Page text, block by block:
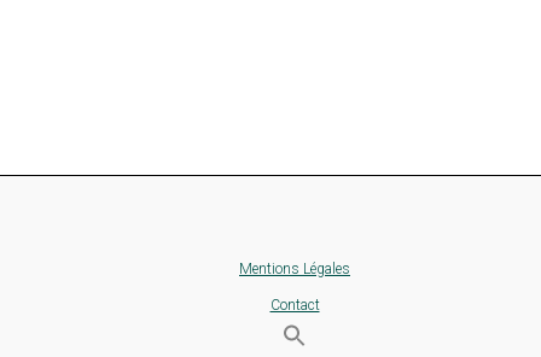
Mentions Légales
Contact